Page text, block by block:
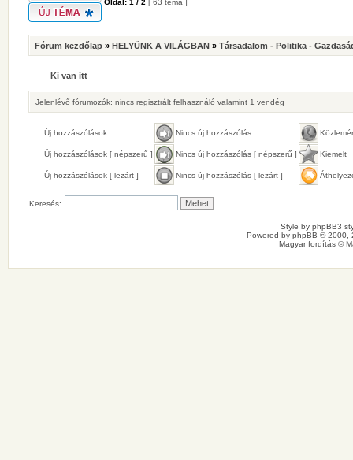
Oldal: 1 / 2 [ 63 téma ]
Fórum kezdőlap » HELYÜNK A VILÁGBAN » Társadalom - Politika -
Ki van itt
Jelenlévő fórumozók: nincs regisztrált felhasználó valamint 1 vendég
Új hozzászólások Nincs új hozzászólás
Új hozzászólások [ népszerű ] Nincs új hozzászólás [ népszerű ] Kiemelt
Új hozzászólások [ lezárt ] Nincs új hozzászólás [ lezárt ]
Keresés:
Style by phpBB3
Powered by phpBB © 2000,
Magyar fordítás ©